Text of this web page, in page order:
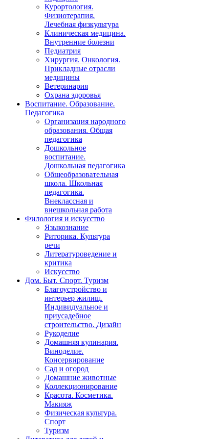
Курортология.
Физиотерапия.
Лечебная физкультура
Клиническая медицина.
Внутренние болезни
Педиатрия
Хирургия. Онкология.
Прикладные отрасли
медицины
Ветеринария
Охрана здоровья
Воспитание. Образование.
Педагогика
Организация народного
образования. Общая
педагогика
Дошкольное
воспитание.
Дошкольная педагогика
Общеобразовательная
школа. Школьная
педагогика.
Внеклассная и
внешкольная работа
Филология и искусство
Языкознание
Риторика. Культура
речи
Литературоведение и
критика
Искусство
Дом. Быт. Спорт. Туризм
Благоустройство и
интерьер жилищ.
Индивидуальное и
приусадебное
строительство. Дизайн
Рукоделие
Домашняя кулинария.
Виноделие.
Консервирование
Сад и огород
Домашние животные
Коллекционирование
Красота. Косметика.
Макияж
Физическая культура.
Спорт
Туризм